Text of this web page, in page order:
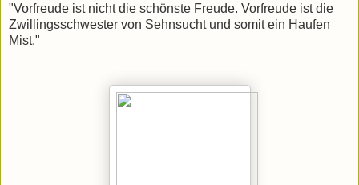
"Vorfreude ist nicht die schönste Freude. Vorfreude ist die
Zwillingsschwester von Sehnsucht und somit ein Haufen
Mist."